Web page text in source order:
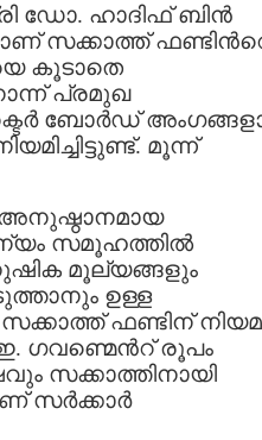
ഡോ. ഹാദിഫ് ബിന്‍
സക്കാത്ത്‌
കൂടാതെ
പ്രമുഖ
ബോര്‍ഡ്
മൂന്ന്
സമൂഹത്തില്‍
മൂല്യങ്ങളും
ഉള്ള
സക്കാത്ത്‌ ഫണ്ടിന് നിയമ
ഗവണ്മെന്‍റ് രൂപം
സക്കാത്തിനായി
സര്‍ക്കാര്‍